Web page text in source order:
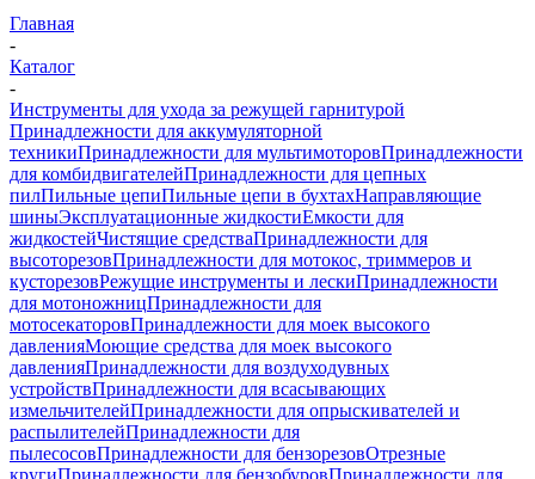
Главная
-
Каталог
-
Инструменты для ухода за режущей гарнитурой
Принадлежности для аккумуляторной
техникиПринадлежности для мультимоторовПринадлежности
для комбидвигателейПринадлежности для цепных
пилПильные цепиПильные цепи в бухтахНаправляющие
шиныЭксплуатационные жидкостиЕмкости для
жидкостейЧистящие средстваПринадлежности для
высоторезовПринадлежности для мотокос, триммеров и
кусторезовРежущие инструменты и лескиПринадлежности
для мотоножницПринадлежности для
мотосекаторовПринадлежности для моек высокого
давленияМоющие средства для моек высокого
давленияПринадлежности для воздуходувных
устройствПринадлежности для всасывающих
измельчителейПринадлежности для опрыскивателей и
распылителейПринадлежности для
пылесосовПринадлежности для бензорезовОтрезные
кругиПринадлежности для бензобуровПринадлежности для